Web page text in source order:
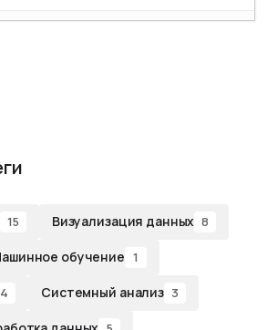
сезонности
- 24.05.2018
15 Визуализация данных 8
обучение 1
Системный анализ 3